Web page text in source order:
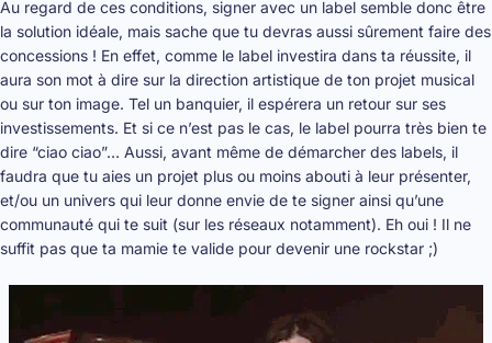
Au regard de ces conditions, signer avec un label semble donc être
la solution idéale, mais sache que tu devras aussi sûrement faire des
concessions ! En effet, comme le label investira dans ta réussite, il
aura son mot à dire sur la direction artistique de ton projet musical
ou sur ton image. Tel un banquier, il espérera un retour sur ses
investissements. Et si ce n’est pas le cas, le label pourra très bien te
dire “ciao ciao”… Aussi, avant même de démarcher des labels, il
faudra que tu aies un projet plus ou moins abouti à leur présenter,
et/ou un univers qui leur donne envie de te signer ainsi qu’une
communauté qui te suit (sur les réseaux notamment). Eh oui ! Il ne
suffit pas que ta mamie te valide pour devenir une rockstar ;)